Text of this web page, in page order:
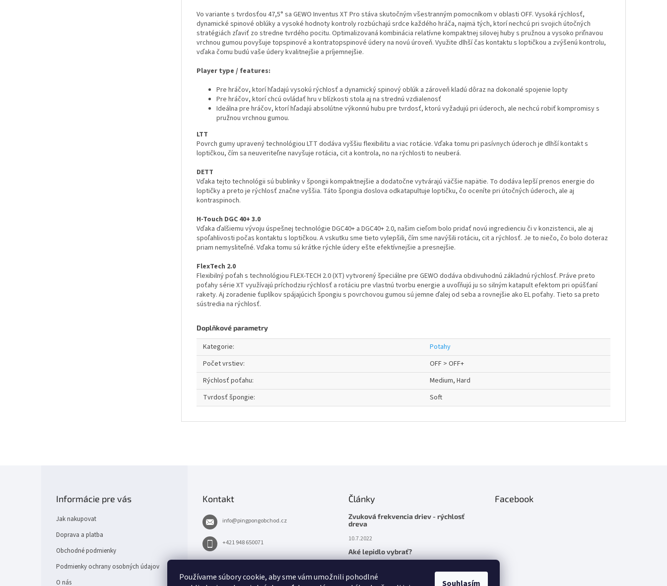
Používame súbory cookie, aby sme vám umožnili pohodlné
Souhlasím
Vo variante s tvrdosťou 47,5° sa GEWO Inventus XT Pro stáva skutočným všestranným pomocníkom v oblasti OFF. Vysoká rýchlosť,
dynamické spinové oblúky a vysoké hodnoty kontroly rozbúchajú srdce každého hráča, najmä tých, ktorí nechcú pri svojich útočných
stratégiách zľaviť zo stredne tvrdého pocitu. Optimalizovaná kombinácia relatívne kompaktnej silovej huby s pružnou a vysoko priľnavou
vrchnou gumou povyšuje topspinové a kontratopspinové údery na novú úroveň. Využite dlhší čas kontaktu s loptičkou a zvýšenú kontrolu,
vďaka čomu budú vaše údery kvalitnejšie a príjemnejšie.
Player type / features:
Pre hráčov, ktorí hľadajú vysokú rýchlosť a dynamický spinový oblúk a zároveň kladú dôraz na dokonalé spojenie lopty
Pre hráčov, ktorí chcú ovládať hru v blízkosti stola aj na strednú vzdialenosť
Ideálna pre hráčov, ktorí hľadajú absolútne výkonnú hubu pre tvrdosť, ktorú vyžadujú pri úderoch, ale nechcú robiť kompromisy s
pružnou vrchnou gumou.
LTT
Povrch gumy upravený technológiou LTT dodáva vyššiu flexibilitu a viac rotácie. Vďaka tomu pri pasívnych úderoch je dlhší kontakt s
loptičkou, čím sa neuveriteľne navyšuje rotácia, cit a kontrola, no na rýchlosti to neuberá.
DETT
Vďaka tejto technológii sú bublinky v špongii kompaktnejšie a dodatočne vytvárajú väčšie napätie. To dodáva lepší prenos energie do
loptičky a preto je rýchlosť značne vyššia. Táto špongia doslova odkatapultuje loptičku, čo oceníte pri útočných úderoch, ale aj
kontraspinoch.
H-Touch DGC 40+ 3.0
Vďaka ďalšiemu vývoju úspešnej technológie DGC40+ a DGC40+ 2.0, našim cieľom bolo pridať novú ingredienciu či v konzistencii, ale aj
spoľahlivosti počas kontaktu s loptičkou. A vskutku sme tieto vylepšili, čím sme navýšili rotáciu, cit a rýchlosť. Je to niečo, čo bolo doteraz
priam nemysliteľné. Vďaka tomu sú krátke rýchle údery ešte efektívnejšie a presnejšie.
FlexTech 2.0
Flexibilný poťah s technológiou FLEX-TECH 2.0 (XT) vytvorený špeciálne pre GEWO dodáva obdivuhodnú základnú rýchlosť. Práve preto
poťahy série XT využívajú príchodziu rýchlosť a rotáciu pre vlastnú tvorbu energie a uvoľňujú ju so silným katapult efektom pri opúšťaní
rakety. Aj zoradenie ťuplíkov spájajúcich špongiu s povrchovou gumou sú jemne ďalej od seba a rovnejšie ako EL poťahy. Tieto sa preto
sústredia na rýchlosť.
Doplňkové parametry
Kategorie:
Potahy
Počet vrstiev:
OFF > OFF+
Rýchlosť poťahu:
Medium, Hard
Tvrdosť špongie: Soft
Informácie pre vás
Jak nakupovat
Doprava a platba
Obchodné podmienky
Podmienky ochrany osobných údajov
O nás
Kontakt
info@pingpongobchod.cz
+421 948 650071
Články
Zvuková frekvencia driev - rýchlosť
dreva
10.7.2022
Aké lepidlo vybrať?
Facebook